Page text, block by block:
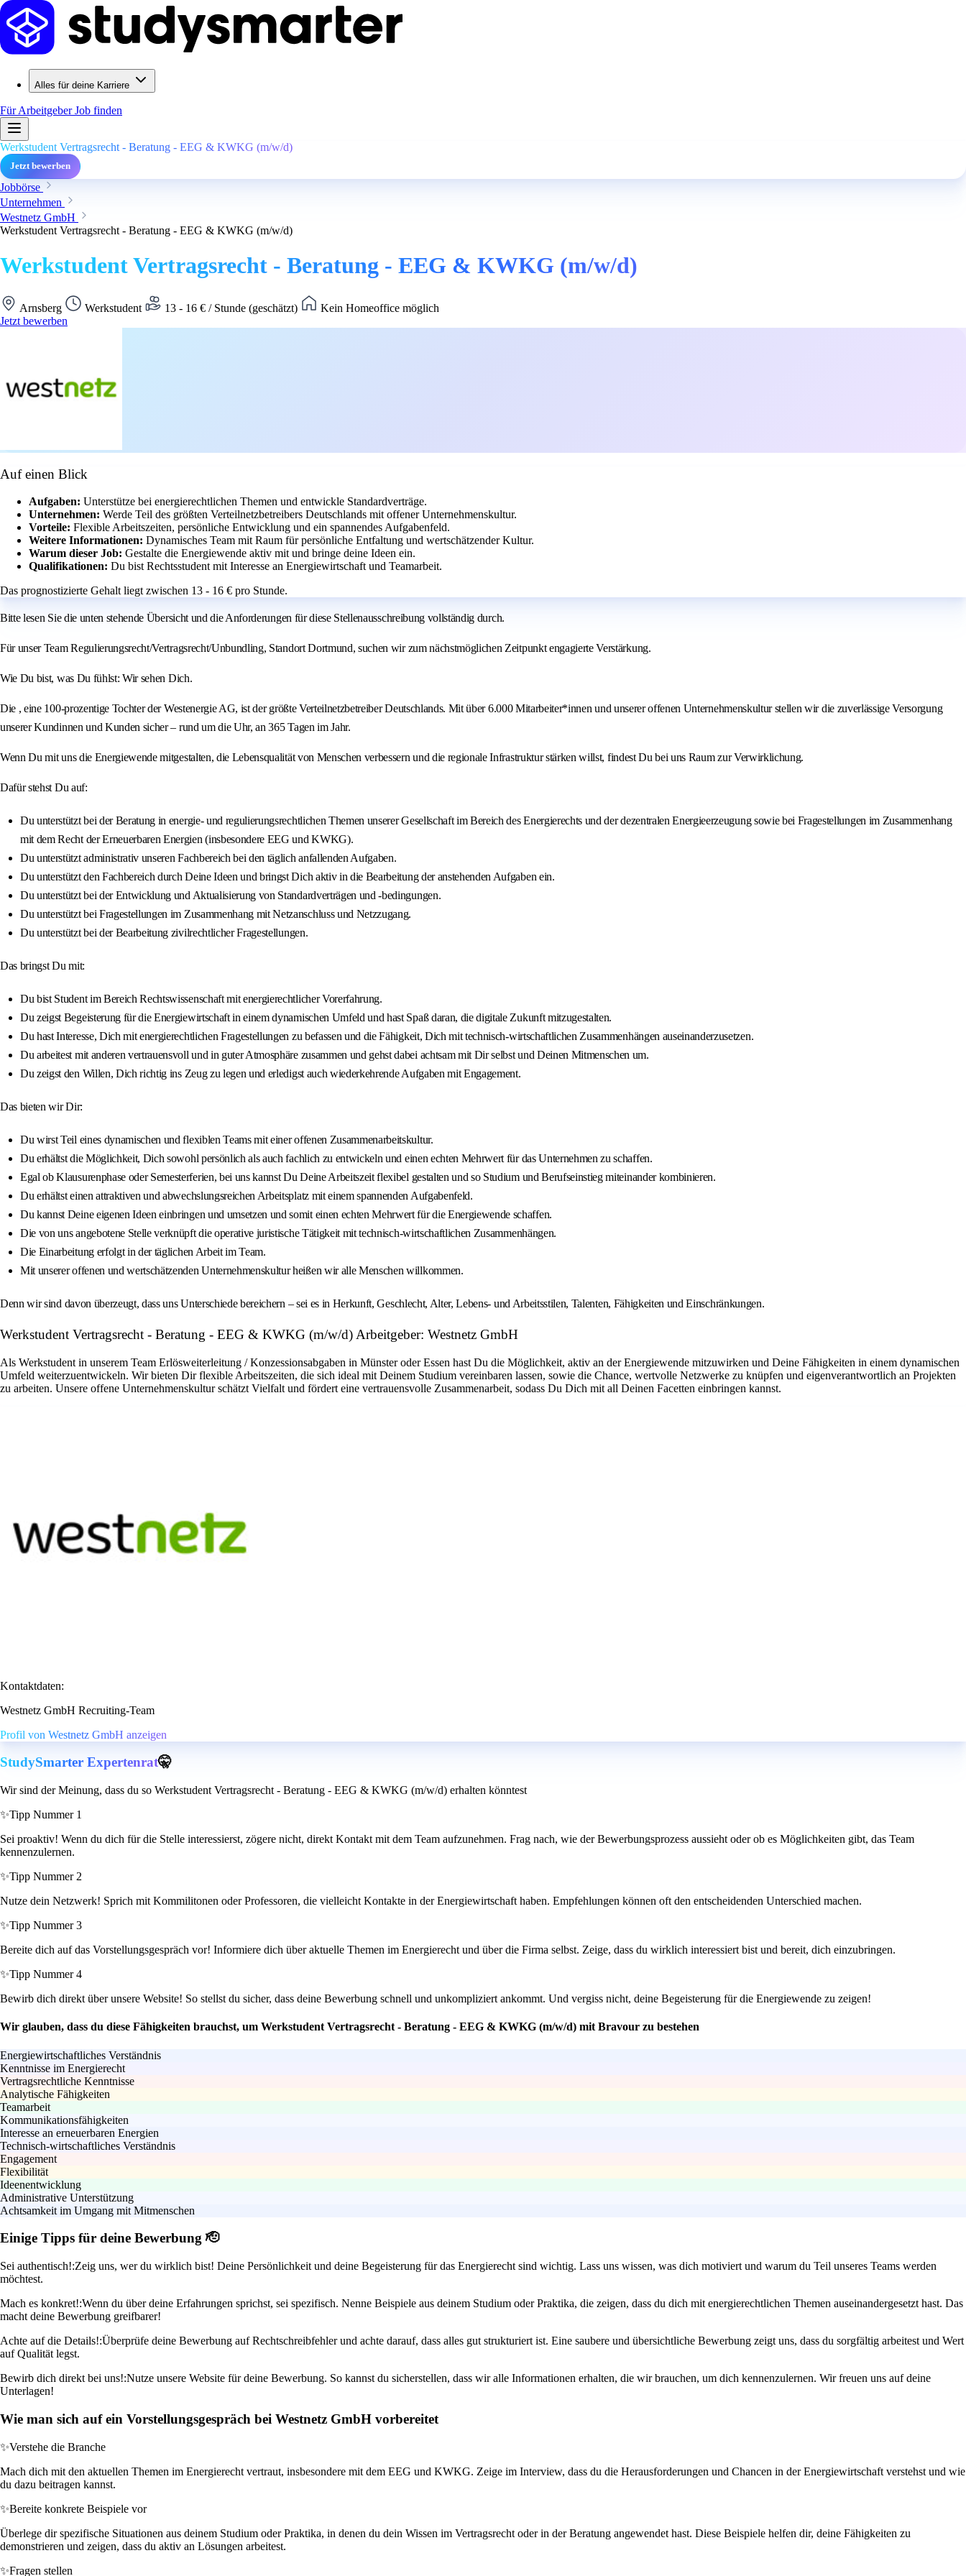
Alles für deine Karriere
Für ArbeitgeberJob finden
Werkstudent Vertragsrecht - Beratung - EEG & KWKG (m/w/d)
Jetzt bewerben
Jobbörse
Unternehmen
Westnetz GmbH
Werkstudent Vertragsrecht - Beratung - EEG & KWKG (m/w/d)
Werkstudent Vertragsrecht - Beratung - EEG & KWKG (m/w/d)
Arnsberg Werkstudent 13 - 16 € / Stunde (geschätzt)
Kein Homeoffice möglich
Jetzt bewerben
Auf einen Blick
Aufgaben: Unterstütze bei energierechtlichen Themen und entwickle Standardverträge.
Unternehmen: Werde Teil des größten Verteilnetzbetreibers Deutschlands mit offener Unternehmenskultur.
Vorteile: Flexible Arbeitszeiten, persönliche Entwicklung und ein spannendes Aufgabenfeld.
Weitere Informationen: Dynamisches Team mit Raum für persönliche Entfaltung und wertschätzender Kultur.
Warum dieser Job: Gestalte die Energiewende aktiv mit und bringe deine Ideen ein.
Qualifikationen: Du bist Rechtsstudent mit Interesse an Energiewirtschaft und Teamarbeit.
Das prognostizierte Gehalt liegt zwischen 13 - 16 € pro Stunde.
Bitte lesen Sie die unten stehende Übersicht und die Anforderungen für diese Stellenausschreibung vollständig durch.
Für unser Team Regulierungsrecht/Vertragsrecht/Unbundling, Standort Dortmund, suchen wir zum nächstmöglichen Zeitpunkt engagierte Verstärkung.
Wie Du bist, was Du fühlst: Wir sehen Dich.
Die , eine 100-prozentige Tochter der Westenergie AG, ist der größte Verteilnetzbetreiber Deutschlands. Mit über 6.000 Mitarbeiter*innen und unserer offenen Unternehmenskultur stellen wir die zuverlässige Versorgung
unserer Kundinnen und Kunden sicher – rund um die Uhr, an 365 Tagen im Jahr.
Wenn Du mit uns die Energiewende mitgestalten, die Lebensqualität von Menschen verbessern und die regionale Infrastruktur stärken willst, findest Du bei uns Raum zur Verwirklichung.
Dafür stehst Du auf:
Du unterstützt bei der Beratung in energie- und regulierungsrechtlichen Themen unserer Gesellschaft im Bereich des Energierechts und der dezentralen Energieerzeugung sowie bei Fragestellungen im Zusammenhang
mit dem Recht der Erneuerbaren Energien (insbesondere EEG und KWKG).
Du unterstützt administrativ unseren Fachbereich bei den täglich anfallenden Aufgaben.
Du unterstützt den Fachbereich durch Deine Ideen und bringst Dich aktiv in die Bearbeitung der anstehenden Aufgaben ein.
Du unterstützt bei der Entwicklung und Aktualisierung von Standardverträgen und -bedingungen.
Du unterstützt bei Fragestellungen im Zusammenhang mit Netzanschluss und Netzzugang.
Du unterstützt bei der Bearbeitung zivilrechtlicher Fragestellungen.
Das bringst Du mit:
Du bist Student im Bereich Rechtswissenschaft mit energierechtlicher Vorerfahrung.
Du zeigst Begeisterung für die Energiewirtschaft in einem dynamischen Umfeld und hast Spaß daran, die digitale Zukunft mitzugestalten.
Du hast Interesse, Dich mit energierechtlichen Fragestellungen zu befassen und die Fähigkeit, Dich mit technisch-wirtschaftlichen Zusammenhängen auseinanderzusetzen.
Du arbeitest mit anderen vertrauensvoll und in guter Atmosphäre zusammen und gehst dabei achtsam mit Dir selbst und Deinen Mitmenschen um.
Du zeigst den Willen, Dich richtig ins Zeug zu legen und erledigst auch wiederkehrende Aufgaben mit Engagement.
Das bieten wir Dir:
Du wirst Teil eines dynamischen und flexiblen Teams mit einer offenen Zusammenarbeitskultur.
Du erhältst die Möglichkeit, Dich sowohl persönlich als auch fachlich zu entwickeln und einen echten Mehrwert für das Unternehmen zu schaffen.
Egal ob Klausurenphase oder Semesterferien, bei uns kannst Du Deine Arbeitszeit flexibel gestalten und so Studium und Berufseinstieg miteinander kombinieren.
Du erhältst einen attraktiven und abwechslungsreichen Arbeitsplatz mit einem spannenden Aufgabenfeld.
Du kannst Deine eigenen Ideen einbringen und umsetzen und somit einen echten Mehrwert für die Energiewende schaffen.
Die von uns angebotene Stelle verknüpft die operative juristische Tätigkeit mit technisch-wirtschaftlichen Zusammenhängen.
Die Einarbeitung erfolgt in der täglichen Arbeit im Team.
Mit unserer offenen und wertschätzenden Unternehmenskultur heißen wir alle Menschen willkommen.
Denn wir sind davon überzeugt, dass uns Unterschiede bereichern – sei es in Herkunft, Geschlecht, Alter, Lebens- und Arbeitsstilen, Talenten, Fähigkeiten und Einschränkungen.
Werkstudent Vertragsrecht - Beratung - EEG & KWKG (m/w/d) Arbeitgeber: Westnetz GmbH
Als Werkstudent in unserem Team Erlösweiterleitung / Konzessionsabgaben in Münster oder Essen hast Du die Möglichkeit, aktiv an der Energiewende mitzuwirken und Deine Fähigkeiten in einem dynamischen
Umfeld weiterzuentwickeln. Wir bieten Dir flexible Arbeitszeiten, die sich ideal mit Deinem Studium vereinbaren lassen, sowie die Chance, wertvolle Netzwerke zu knüpfen und eigenverantwortlich an Projekten
zu arbeiten. Unsere offene Unternehmenskultur schätzt Vielfalt und fördert eine vertrauensvolle Zusammenarbeit, sodass Du Dich mit all Deinen Facetten einbringen kannst.
Kontaktdaten:
Westnetz GmbH Recruiting-Team
Profil von Westnetz GmbH anzeigen
StudySmarter Expertenrat🤫
Wir sind der Meinung, dass du so Werkstudent Vertragsrecht - Beratung - EEG & KWKG (m/w/d) erhalten könntest
✨Tipp Nummer 1
Sei proaktiv! Wenn du dich für die Stelle interessierst, zögere nicht, direkt Kontakt mit dem Team aufzunehmen. Frag nach, wie der Bewerbungsprozess aussieht oder ob es Möglichkeiten gibt, das Team
kennenzulernen.
✨Tipp Nummer 2
Nutze dein Netzwerk! Sprich mit Kommilitonen oder Professoren, die vielleicht Kontakte in der Energiewirtschaft haben. Empfehlungen können oft den entscheidenden Unterschied machen.
✨Tipp Nummer 3
Bereite dich auf das Vorstellungsgespräch vor! Informiere dich über aktuelle Themen im Energierecht und über die Firma selbst. Zeige, dass du wirklich interessiert bist und bereit, dich einzubringen.
✨Tipp Nummer 4
Bewirb dich direkt über unsere Website! So stellst du sicher, dass deine Bewerbung schnell und unkompliziert ankommt. Und vergiss nicht, deine Begeisterung für die Energiewende zu zeigen!
Wir glauben, dass du diese Fähigkeiten brauchst, um Werkstudent Vertragsrecht - Beratung - EEG & KWKG (m/w/d) mit Bravour zu bestehen
Energiewirtschaftliches Verständnis
Kenntnisse im Energierecht
Vertragsrechtliche Kenntnisse
Analytische Fähigkeiten
Teamarbeit
Kommunikationsfähigkeiten
Interesse an erneuerbaren Energien
Technisch-wirtschaftliches Verständnis
Engagement
Flexibilität
Ideenentwicklung
Administrative Unterstützung
Achtsamkeit im Umgang mit Mitmenschen
Einige Tipps für deine Bewerbung 🫡
Sei authentisch!:Zeig uns, wer du wirklich bist! Deine Persönlichkeit und deine Begeisterung für das Energierecht sind wichtig. Lass uns wissen, was dich motiviert und warum du Teil unseres Teams werden
möchtest.
Mach es konkret!:Wenn du über deine Erfahrungen sprichst, sei spezifisch. Nenne Beispiele aus deinem Studium oder Praktika, die zeigen, dass du dich mit energierechtlichen Themen auseinandergesetzt hast. Das
macht deine Bewerbung greifbarer!
Achte auf die Details!:Überprüfe deine Bewerbung auf Rechtschreibfehler und achte darauf, dass alles gut strukturiert ist. Eine saubere und übersichtliche Bewerbung zeigt uns, dass du sorgfältig arbeitest und Wert
auf Qualität legst.
Bewirb dich direkt bei uns!:Nutze unsere Website für deine Bewerbung. So kannst du sicherstellen, dass wir alle Informationen erhalten, die wir brauchen, um dich kennenzulernen. Wir freuen uns auf deine
Unterlagen!
Wie man sich auf ein Vorstellungsgespräch bei Westnetz GmbH vorbereitet
✨Verstehe die Branche
Mach dich mit den aktuellen Themen im Energierecht vertraut, insbesondere mit dem EEG und KWKG. Zeige im Interview, dass du die Herausforderungen und Chancen in der Energiewirtschaft verstehst und wie
du dazu beitragen kannst.
✨Bereite konkrete Beispiele vor
Überlege dir spezifische Situationen aus deinem Studium oder Praktika, in denen du dein Wissen im Vertragsrecht oder in der Beratung angewendet hast. Diese Beispiele helfen dir, deine Fähigkeiten zu
demonstrieren und zeigen, dass du aktiv an Lösungen arbeitest.
✨Fragen stellen